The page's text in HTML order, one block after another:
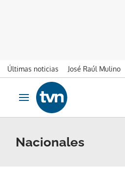
Últimas noticias José Raúl Mulino
Ir al contenido
Obrir navegació
Nacionales